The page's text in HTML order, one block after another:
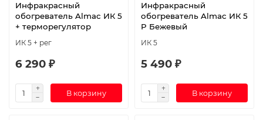
Инфракрасный
обогреватель Almac ИК 5
+ терморегулятор
ИК 5 + рег
6 290 ₽
В корзину
Инфракрасный
обогреватель Almac ИК 5
P Бежевый
ИК 5
5 490 ₽
В корзину